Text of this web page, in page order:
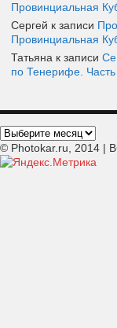
Провинциальная
Сергей к записи
Провинциальная
Татьяна к записи
по Тенерифе.
© Photokar.ru, 2014 |